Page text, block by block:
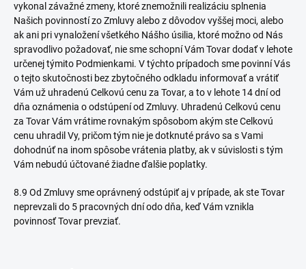
vykonal závažné zmeny, ktoré znemožnili realizáciu splnenia
Našich povinností zo Zmluvy alebo z dôvodov vyššej moci, alebo
ak ani pri vynaložení všetkého Nášho úsilia, ktoré možno od Nás
spravodlivo požadovať, nie sme schopní Vám Tovar dodať v lehote
určenej týmito Podmienkami. V týchto prípadoch sme povinní Vás
o tejto skutočnosti bez zbytočného odkladu informovať a vrátiť
Vám už uhradenú Celkovú cenu za Tovar, a to v lehote 14 dní od
dňa oznámenia o odstúpení od Zmluvy. Uhradenú Celkovú cenu
za Tovar Vám vrátime rovnakým spôsobom akým ste Celkovú
cenu uhradil Vy, pričom tým nie je dotknuté právo sa s Vami
dohodnúť na inom spôsobe vrátenia platby, ak v súvislosti s tým
Vám nebudú účtované žiadne ďalšie poplatky.
8.9 Od Zmluvy sme oprávnený odstúpiť aj v prípade, ak ste Tovar
neprevzali do 5 pracovných dní odo dňa, keď Vám vznikla
povinnosť Tovar prevziať.